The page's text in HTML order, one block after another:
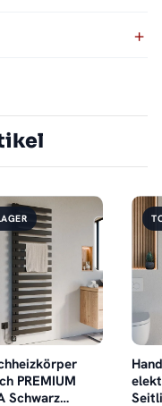
PREMIUM
Schwarz